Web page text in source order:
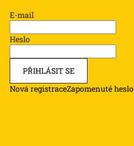
E-mail
Heslo
PŘIHLÁSIT SE
Nová registraceZapomenuté heslo